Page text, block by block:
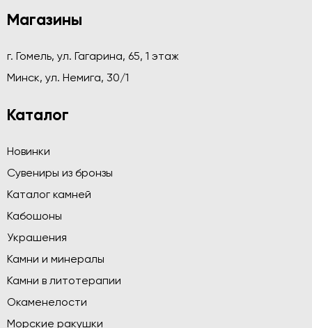
Магазины
г. Гомель, ул. Гагарина, 65, 1 этаж
Минск, ул. Немига, 30/1
Каталог
Новинки
Сувениры из бронзы
Каталог камней
Кабошоны
Украшения
Камни и минералы
Камни в литотерапии
Окаменелости
Морские ракушки